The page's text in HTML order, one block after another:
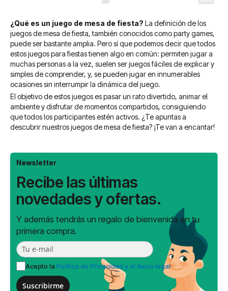
leyendo
página
¿Qué es un juego de mesa de fiesta? La definición de los
juegos de mesa de fiesta, también conocidos como party games,
puede ser bastante amplia. Pero sí que podemos decir que todos
estos juegos para fiestas tienen algo en común: permiten jugar a
muchas personas a la vez, suelen ser juegos fáciles de explicar y
simples de comprender, y, se pueden jugar en innumerables
ocasiones sin interrumpir la dinámica del juego.
El objetivo de estos juegos es pasar un rato divertido, animar el
ambiente y disfrutar de momentos compartidos, consiguiendo
que todos los participantes estén activos. ¿Te apuntas a
descubrir nuestros juegos de mesa de fiesta? ¡Te van a encantar!
Newsletter
Recibe las últimas
novedades y ofertas.
Y además tendrás un regalo de bienvenida en tu
primera compra.
Acepto la Política de Privacidad y el Aviso legal
Suscribirme